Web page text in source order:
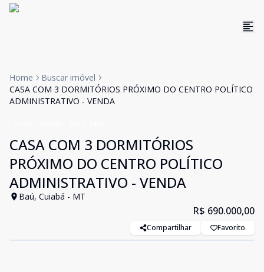
Home
Buscar imóvel
CASA COM 3 DORMITÓRIOS PRÓXIMO DO CENTRO POLÍTICO
ADMINISTRATIVO - VENDA
CASA COM 3 DORMITÓRIOS
PRÓXIMO DO CENTRO POLÍTICO
ADMINISTRATIVO - VENDA
Baú, Cuiabá - MT
R$ 690.000,00
Compartilhar Favorito